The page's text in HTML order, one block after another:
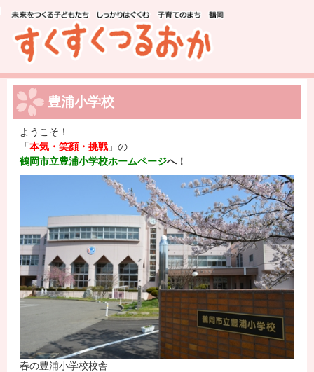
豊浦小学校
ようこそ！
「本気・笑顔・挑戦」の
鶴岡市立豊浦小学校ホームページへ！
春の豊浦小学校校舎